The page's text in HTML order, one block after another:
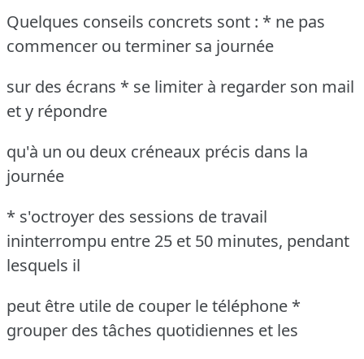
Quelques conseils concrets sont : * ne pas
commencer ou terminer sa journée
sur des écrans * se limiter à regarder son mail
et y répondre
qu'à un ou deux créneaux précis dans la
journée
* s'octroyer des sessions de travail
ininterrompu entre 25 et 50 minutes, pendant
lesquels il
peut être utile de couper le téléphone *
grouper des tâches quotidiennes et les